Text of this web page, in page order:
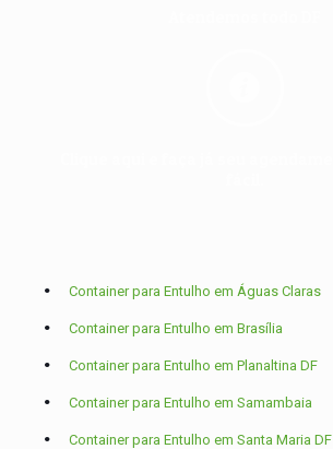
Container para Entulho em Águas Claras
Container para Entulho em Brasília
Container para Entulho em Planaltina DF
Container para Entulho em Samambaia
Container para Entulho em Santa Maria DF